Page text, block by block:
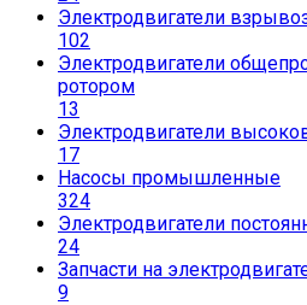
Электродвигатели
102
Электродвигатели
ротором
13
Электродвигатели
17
Насосы промышленные
324
Электродвигатели
24
Запчасти на
9